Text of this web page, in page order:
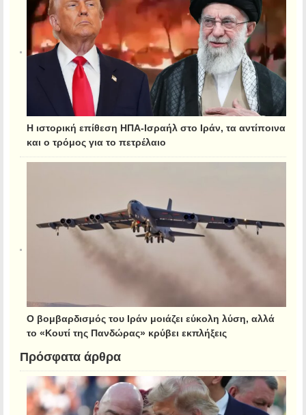
Η ιστορική επίθεση ΗΠΑ-Ισραήλ στο Ιράν, τα αντίποινα
και ο τρόμος για το πετρέλαιο
Ο βομβαρδισμός του Ιράν μοιάζει εύκολη λύση, αλλά
το «Κουτί της Πανδώρας» κρύβει εκπλήξεις
Πρόσφατα άρθρα